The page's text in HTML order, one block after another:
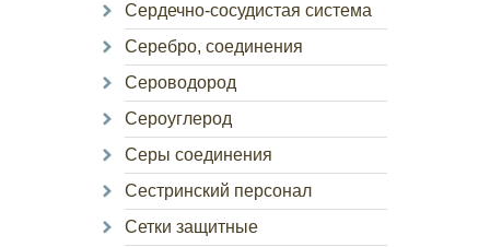
Сердечно-сосудистая система
Серебро, соединения
Сероводород
Сероуглерод
Серы соединения
Сестринский персонал
Сетки защитные